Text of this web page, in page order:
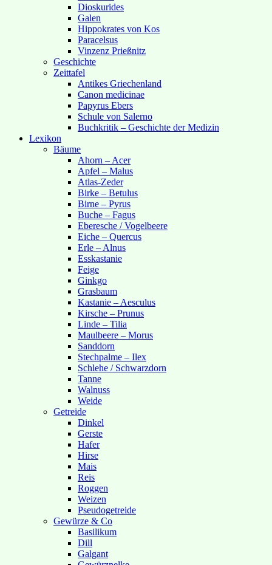
Dioskurides
Galen
Hippokrates von Kos
Paracelsus
Vinzenz Prießnitz
Geschichte
Zeittafel
Antikes Griechenland
Canon medicinae
Papyrus Ebers
Schule von Salerno
Buchkritik – Geschichte der Medizin
Lexikon
Bäume
Ahorn – Acer
Apfel – Malus
Atlas-Zeder
Birke – Betulus
Birne – Pyrus
Buche – Fagus
Eberesche / Vogelbeere
Eiche – Quercus
Erle – Alnus
Esskastanie
Feige
Ginkgo
Grasbaum
Kastanie – Aesculus
Kirsche – Prunus
Linde – Tilia
Maulbeere – Morus
Sanddorn
Stechpalme – Ilex
Schlehe / Schwarzdorn
Tanne
Walnuss
Weide
Getreide
Dinkel
Gerste
Hafer
Hirse
Mais
Reis
Roggen
Weizen
Pseudogetreide
Gewürze & Co
Basilikum
Dill
Galgant